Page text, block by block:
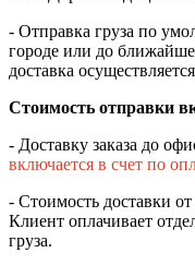
- Отправка груза по
городе или до
доставка
Стоимость отправки
- Доставку заказа до
включается в счет по
- Стоимость доставки
Клиент оплачивает
груза.